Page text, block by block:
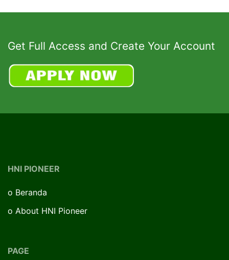
Get Full Access and Create Your Account
HNI PIONEER
o Beranda
o About HNI Pioneer
PAGE